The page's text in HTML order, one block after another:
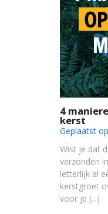
4
kerst
Geplaatst
Wist je dat
verzonden
letterlijk al
kerstgroet
voor je